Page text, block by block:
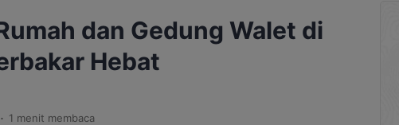
dan Gedung Walet di
Hebat
. 1 menit membaca